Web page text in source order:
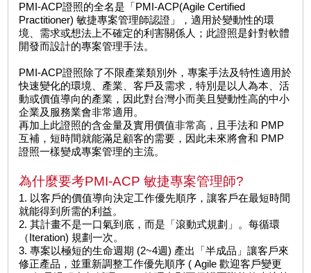
PMI-ACP證照的全名是「PMI-ACP(Agile Certified
Practitioner) 敏捷專案管理師認證」，適用於變動性的環
境、需求或想法上不確定的利害關係人；此證照是針對軟體
開發而設計的專案管理手法。
PMI-ACP證照除了不限產業類別外，專案手法及特性適用於
快速變化的環境、產業、客戶及需求，特別是以人為本、活
動或價值導向的產業，因此對台灣小而美且變動性高的中小
企業及服務業會非常適用。
再加上此證照的含金量及實用價值非常高，且手法和 PMP
互補，短時間就能滿足顧客的需要，因此未來將會和 PMP
證照一樣變成專案管理的主流。
為什麼要考PMI-ACP 敏捷專案管理師?
1. 以客戶的價值導向決定工作優先順序，讓客戶在最短時間
就能得到所需的利益。
2. 其計畫不是一口氣到底，而是「滾動式規劃」。每循環
（Iteration) 規劃一次。
3. 專案以極短的生命週期 (2~4週) 產出「半成品」讓客戶來
修正產品，並重新調整工作優先順序 ( Agile 歡迎客戶變更